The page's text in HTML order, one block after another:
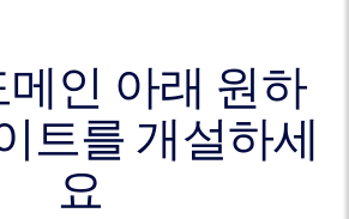
메인 아래 원하
트를 개설하세
요